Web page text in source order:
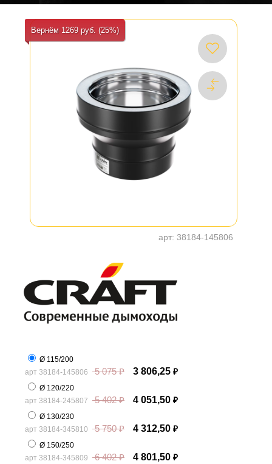
Вернём 1269 руб. (25%)
арт: 38184-145806
Ø 115/200
арт 38184-145806 5 075₽ 3 806,25 ₽
Ø 120/220
арт 38184-245807 5 402₽ 4 051,50 ₽
Ø 130/230
арт 38184-345810 5 750₽ 4 312,50 ₽
Ø 150/250
арт 38184-345809 6 402₽ 4 801,50 ₽